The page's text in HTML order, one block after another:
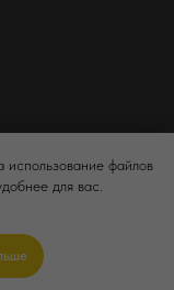
2026
использование файлов
для вас.